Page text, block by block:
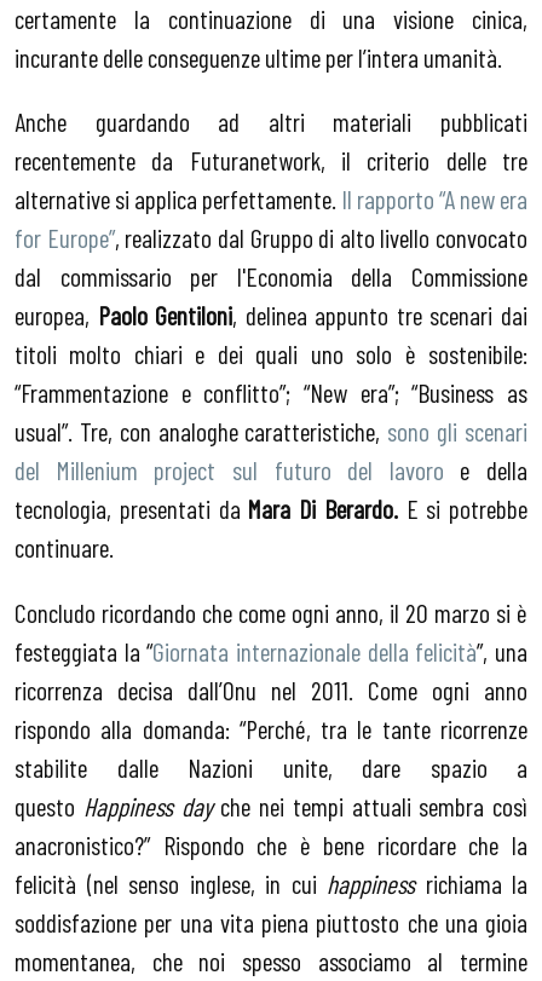
certamente la continuazione di una visione cinica,
incurante delle conseguenze ultime per l’intera umanità.
Anche guardando ad altri materiali pubblicati
recentemente da Futuranetwork, il criterio delle tre
alternative si applica perfettamente. Il rapporto “A new era
for Europe”, realizzato dal Gruppo di alto livello convocato
dal commissario per l'Economia della Commissione
europea, Paolo Gentiloni, delinea appunto tre scenari dai
titoli molto chiari e dei quali uno solo è sostenibile:
“Frammentazione e conflitto”; “New era”; “Business as
usual”. Tre, con analoghe caratteristiche, sono gli scenari
del Millenium project sul futuro del lavoro e della
tecnologia, presentati da Mara Di Berardo. E si potrebbe
continuare.
Concludo ricordando che come ogni anno, il 20 marzo si è
festeggiata la “Giornata internazionale della felicità”, una
ricorrenza decisa dall’Onu nel 2011. Come ogni anno
rispondo alla domanda: “Perché, tra le tante ricorrenze
stabilite dalle Nazioni unite, dare spazio a
questo Happiness dayche nei tempi attuali sembra così
anacronistico?” Rispondo che è bene ricordare che la
felicità (nel senso inglese, in cui happiness richiama la
soddisfazione per una vita piena piuttosto che una gioia
momentanea, che noi spesso associamo al termine